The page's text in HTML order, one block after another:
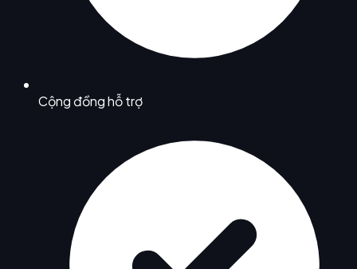
Cộng đồng hỗ trợ